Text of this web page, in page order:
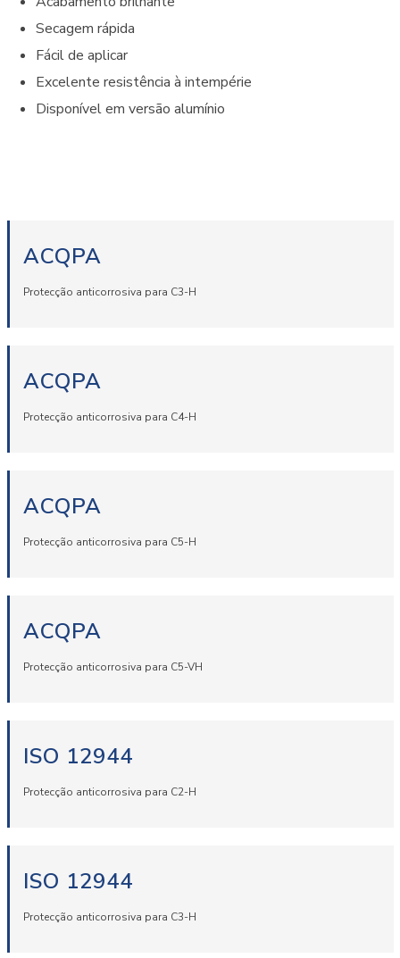
Secagem rápida
Fácil de aplicar
Excelente resistência à intempérie
Disponível em versão alumínio
ACQPA
Protecção anticorrosiva para C3-H
ACQPA
Protecção anticorrosiva para C4-H
ACQPA
Protecção anticorrosiva para C5-H
ACQPA
Protecção anticorrosiva para C5-VH
ISO 12944
Protecção anticorrosiva para C2-H
ISO 12944
Protecção anticorrosiva para C3-H